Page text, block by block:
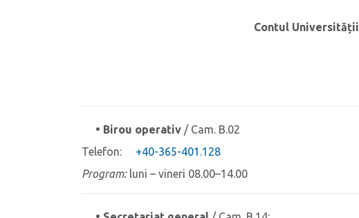
Contul Universității
• Birou operativ/ Cam. B.02
Telefon:
+40-365-401.128
Program:luni – vineri 08.00–14.00